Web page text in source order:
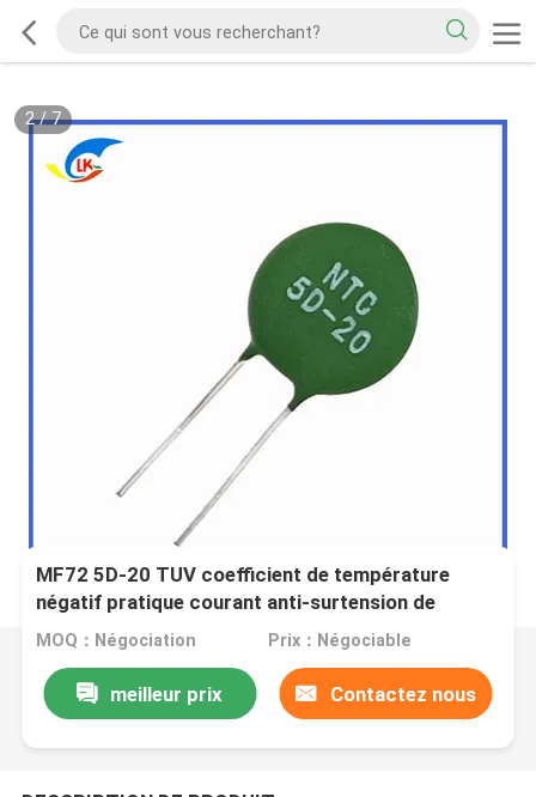
2/7
MF72 5D-20 TUV coefficient de température
négatif pratique courant anti-surtension de
puissance NTC avec thermistance
MOQ：Négociation Prix：Négociable
meilleur prix Contactez nous